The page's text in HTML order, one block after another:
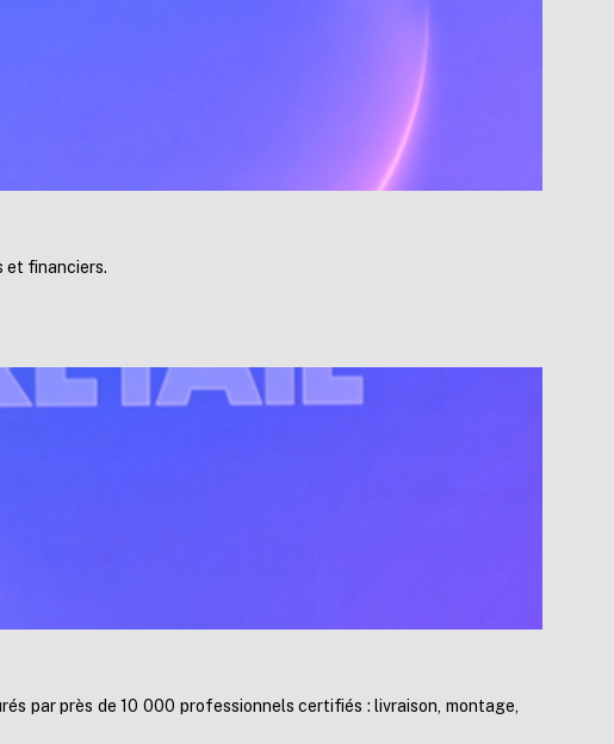
et financiers.
par près de 10 000 professionnels certifiés : livraison, montage,